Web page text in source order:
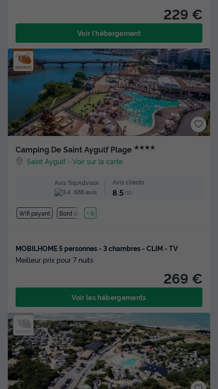
229 €
Voir l'hébergement
Camping De Saint Aygulf Plage ★★★★
Saint Aygulf -Voir sur la carte
Avis TripAdvisor
688 avis
Avis clients
8.5/10
Wifi payant Bord de mer
+ 6
MOBILHOME 5 personnes - 3 chambres - CLIM - TV
Meilleur prix pour 7 nuits
269 €
Voir les hébergements